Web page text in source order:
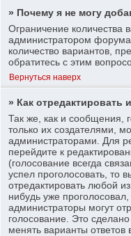
» Почему я не могу
Ограничение количества
администратором
количество вариантов,
обратитесь с этим
Вернуться наверх
» Как отредактировать
Так же, как и сообщения,
только их создателями,
администраторами. Для
перейдите к
(голосование всегда
успел проголосовать, то
отредактировать любой
нибудь уже
администраторы могут
голосование. Это
менять варианты ответов